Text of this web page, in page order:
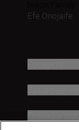
Efe Onojaife